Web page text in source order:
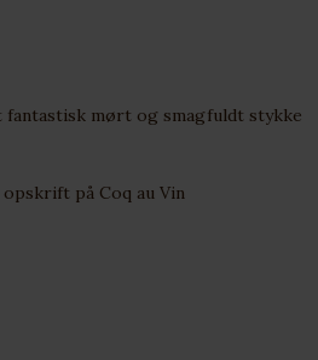
fantastisk mørt og smagfuldt stykke
opskrift på Coq au Vin